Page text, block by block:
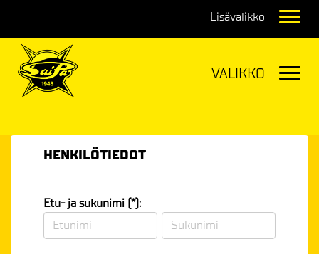
HENKILÖTIEDOT
Etu- ja sukunimi (*):